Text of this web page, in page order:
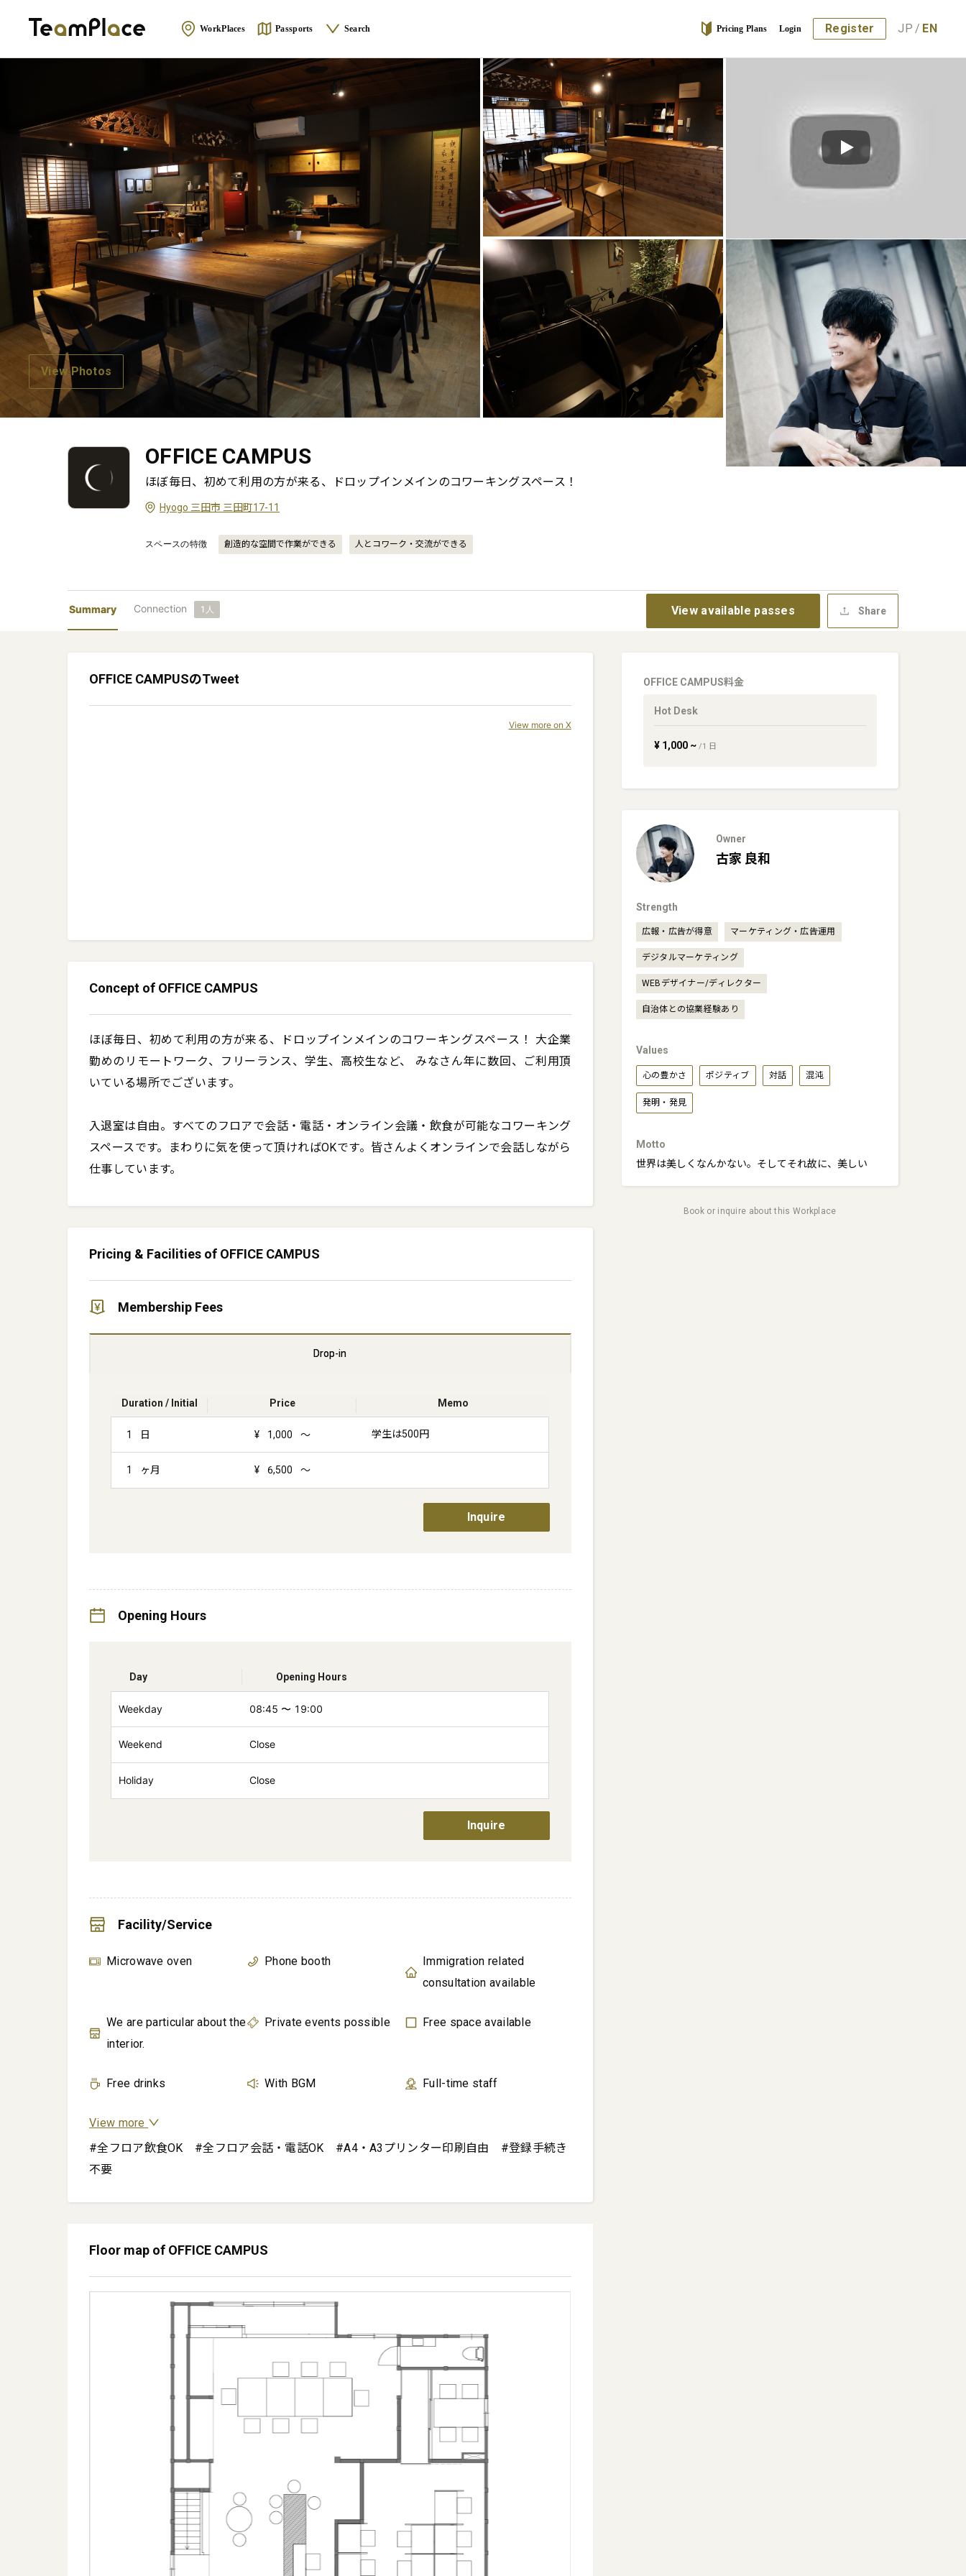
WorkPlaces Passports Search Pricing Plans Login Register JP / EN
View Photos
OFFICE CAMPUS
ほぼ毎日、初めて利用の方が来る、ドロップインメインのコワーキングスペース！
Hyogo 三田市 三田町17-11
スペースの特徴 創造的な空間で作業ができる 人とコワーク・交流ができる
Summary Connection 1 人 View available passes Share
OFFICE CAMPUSのTweet
View more on X
Concept of OFFICE CAMPUS
ほぼ毎日、初めて利用の方が来る、ドロップインメインのコワーキングスペース！ 大企業
勤めのリモートワーク、フリーランス、学生、高校生など、 みなさん年に数回、ご利用頂
いている場所でございます。
入退室は自由。すべてのフロアで会話・電話・オンライン会議・飲食が可能なコワーキング
スペースです。まわりに気を使って頂ければOKです。皆さんよくオンラインで会話しながら
仕事しています。
Pricing & Facilities of OFFICE CAMPUS
Membership Fees
Drop-in
Duration / Initial Price Memo
1 日 ¥ 1,000 ～ 学生は500円
1 ヶ月 ¥ 6,500 ～
Inquire
Opening Hours
Day Opening Hours
Weekday 08:45 〜 19:00
Weekend Close
Holiday Close
Inquire
Facility/Service
Microwave oven Phone booth
Immigration related
consultation available
We are particular about the
interior.
Private events possible Free space available
Free drinks With BGM Full-time staff
View more
#全フロア飲食OK　#全フロア会話・電話OK　#A4・A3プリンター印刷自由　#登録手続き
不要
Floor map of OFFICE CAMPUS
OFFICE CAMPUS料金
Hot Desk
¥ 1,000~ /1 日
Owner
古家 良和
Strength
広報・広告が得意 マーケティング・広告運用
デジタルマーケティング
WEBデザイナー/ディレクター
自治体との協業経験あり
Values
心の豊かさ ポジティブ 対話 混沌
発明・発見
Motto
世界は美しくなんかない。そしてそれ故に、美しい
Book or inquire about this Workplace